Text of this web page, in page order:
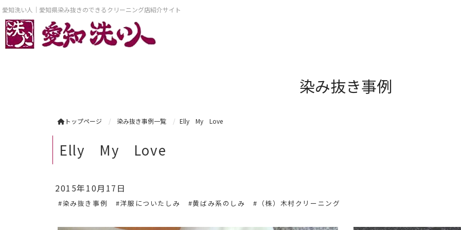
愛知洗い人｜愛知県染み抜きのできるクリーニング店紹介サイト
染み抜き事例
トップページ 染み抜き事例一覧 Elly My Love
Elly My Love
2015年10月17日
#染み抜き事例 #洋服についたしみ #黄ばみ系のしみ #（株）木村クリーニング